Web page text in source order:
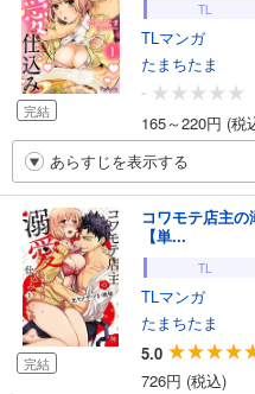
完結
TL
TLマンガ
たまちたま
-
165～220円 (税
あらすじを表示する
完結
コワモテ店主
【単...
TL
TLマンガ
たまちたま
5.0
726円 (税込)